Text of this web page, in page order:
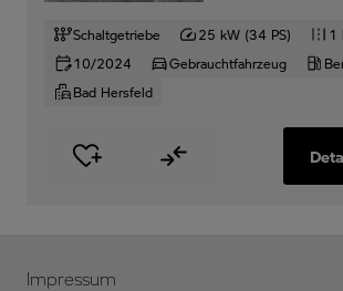
Schaltgetriebe 25 kW (34 PS)
1
10/2024
Gebrauchtfahrzeug
Bad Hersfeld
Impressum